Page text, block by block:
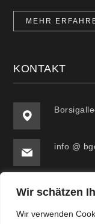
Wir schätzen
Wir verwenden
MEHR
KONTAKT
info @
5282394